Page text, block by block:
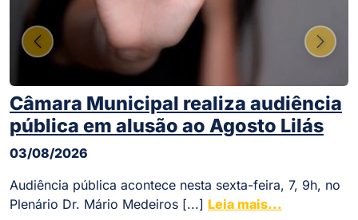
Câmara Municipal realiza audiência
pública em alusão ao Agosto Lilás
03/08/2026
Audiência pública acontece nesta sexta-feira, 7, 9h, no
Plenário Dr. Mário Medeiros [...] Leia mais...
Previous Next